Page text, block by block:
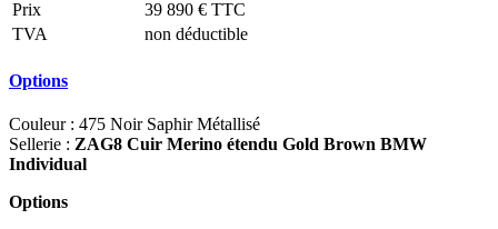
Prix
39 890 € TTC
TVA
non déductible
Options
Couleur : 475 Noir Saphir Métallisé
Sellerie : ZAG8 Cuir Merino étendu Gold Brown BMW
Individual
Options